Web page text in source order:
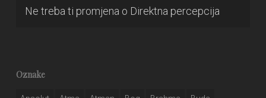
Ne treba ti promjena o Direktna percepcija
Oznake